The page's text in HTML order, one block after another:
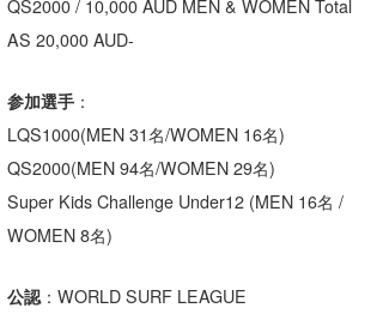
QS2000 / 10,000 AUD MEN & WOMEN Total
AS 20,000 AUD-
参加選手 ：
LQS1000(MEN 31名/WOMEN 16名)
QS2000(MEN 94名/WOMEN 29名)
Super Kids Challenge Under12 (MEN 16名 /
WOMEN 8名)
公認 ：WORLD SURF LEAGUE